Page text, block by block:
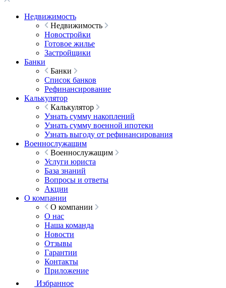
Недвижимость
Недвижимость
Новостройки
Готовое жилье
Застройщики
Банки
Банки
Список банков
Рефинансирование
Калькулятор
Калькулятор
Узнать сумму накоплений
Узнать сумму военной ипотеки
Узнать выгоду от рефинансирования
Военнослужащим
Военнослужащим
Услуги юриста
База знаний
Вопросы и ответы
Акции
О компании
О компании
О нас
Наша команда
Новости
Отзывы
Гарантии
Контакты
Приложение
Избранное